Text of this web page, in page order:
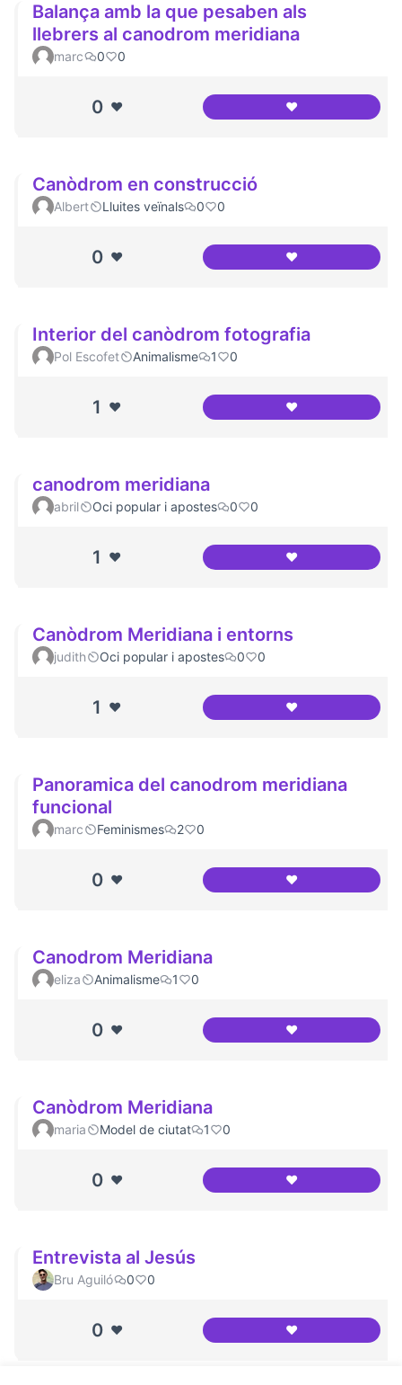
Balança amb la que pesaben als
llebrers al canodrom meridiana
marc 0 0
0 ❤️ ❤️Balança amb la
Canòdrom en construcció
Albert Lluites veïnals 0 0
0 ❤️ ❤️Canòdrom en
Interior del canòdrom fotografia
Pol Escofet Animalisme 1 0
1 ❤️ ❤️Interior del
canodrom meridiana
abril Oci popular i apostes 0 0
1 ❤️ ❤️canodrom
Canòdrom Meridiana i entorns
judith Oci popular i apostes 0 0
1 ❤️ ❤️Canòdrom
Panoramica del canodrom meridiana
funcional
marc Feminismes 2 0
0 ❤️ ❤️Panoramica del
Canodrom Meridiana
eliza Animalisme 1 0
0 ❤️ ❤️Canodrom
Canòdrom Meridiana
maria Model de ciutat 1 0
0 ❤️ ❤️Canòdrom
Entrevista al Jesús
Bru Aguiló 0 0
0 ❤️ ❤️Entrevista al